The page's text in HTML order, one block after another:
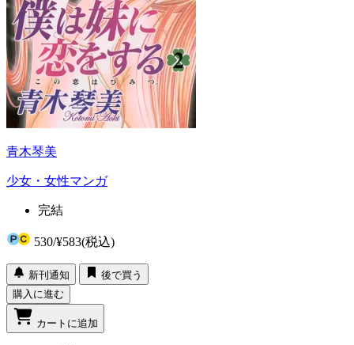
青木琴美
少女・女性マンガ
完結
530/¥583(税込)
新刊通知
後で買う
購入に進む
カートに追加